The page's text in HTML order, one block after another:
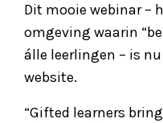
Dit mooie webinar –
omgeving waarin
álle leerlingen – is
website.
“Gifted learners